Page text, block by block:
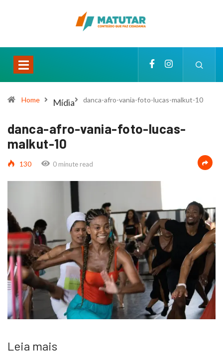
Home Mídia danca-afro-vania-foto-lucas-malkut-10
danca-afro-vania-foto-lucas-
malkut-10
130 0 minute read
Leia mais